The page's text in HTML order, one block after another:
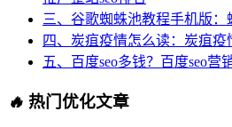
三、谷歌蜘蛛池教程手机版：
四、炭疽疫情怎么读：炭疽疫
五、百度seo多钱？百度seo营
🔥 热门优化文章